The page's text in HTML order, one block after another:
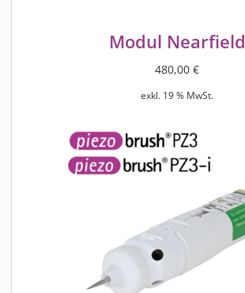
Modul Nearfield
480,00 €
exkl. 19 % MwSt.